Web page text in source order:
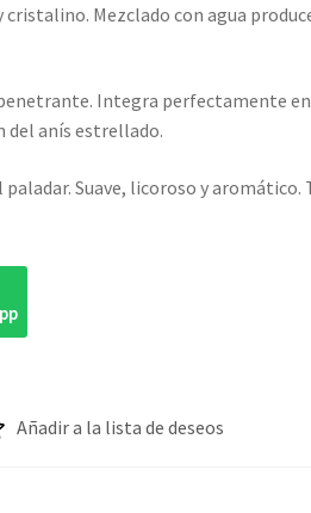
Mezclado con agua
Integra perfectamente
del anís estrellado.
paladar. Suave, licoroso y aromático.
Añadir a la lista de deseos